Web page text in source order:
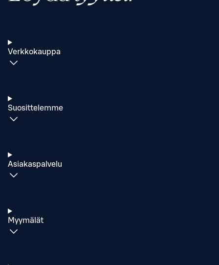
Verkkokauppa
Suosittelemme
Asiakaspalvelu
Myymälät